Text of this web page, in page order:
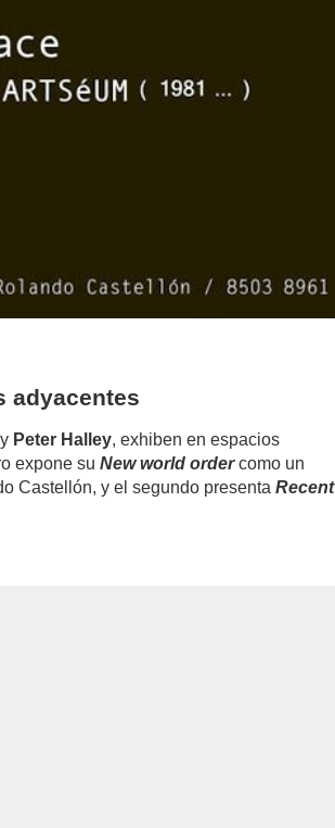
adyacentes
Peter Halley, exhiben en espacios
expone su New world ordercomo un
Castellón, y el segundo presenta Recent